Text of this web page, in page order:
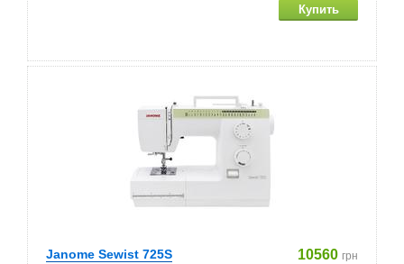
Janome Sewist 725S 10560 грн